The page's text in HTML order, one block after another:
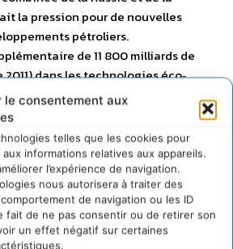
le consentement aux
telles que les cookies pour
informations relatives aux appareils.
l’expérience de navigation.
nous autorisera à traiter des
de navigation ou les ID
fait de ne pas consentir ou de retirer son
un effet négatif sur certaines
la pression pour de nouvelles
pétroliers.
de 11 800 milliards de
dans les technologies éco‐
largement compensé par la
en combustibles. Ces bénéfices
graduelle de l’économie
la production économique
de 18 000 milliards de dollars, les
intérieur brut (PIB) les plus
en Inde, en Chine, aux États‐
universel aux énergies